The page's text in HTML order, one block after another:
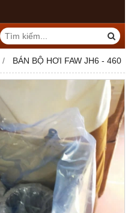
BÁN BỘ HƠI FAW JH6 - 460